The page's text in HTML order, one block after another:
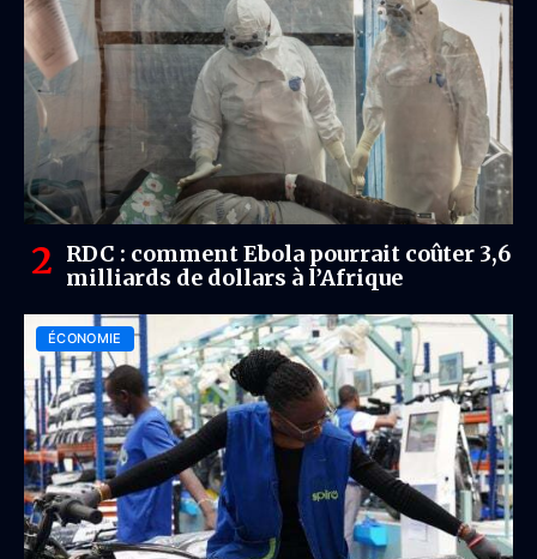
RDC : comment Ebola pourrait coûter 3,6
milliards de dollars à l’Afrique
ÉCONOMIE